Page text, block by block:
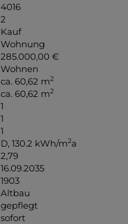
4016
2
Kauf
Wohnung
285.000,00 €
Wohnen
ca. 60,62 m2
ca. 60,62 m2
1
1
1
D, 130.2 kWh/m2a
2,79
16.09.2035
1903
Altbau
gepflegt
sofort